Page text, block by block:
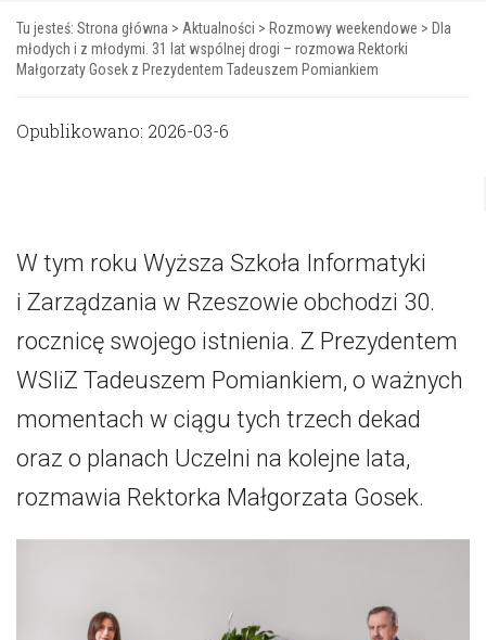
Tu jesteś: Strona główna > Aktualności > Rozmowy weekendowe > Dla
młodych i z młodymi. 31 lat wspólnej drogi – rozmowa Rektorki
Małgorzaty Gosek z Prezydentem Tadeuszem Pomiankiem
Opublikowano: 2026-03-6
W tym roku Wyższa Szkoła Informatyki
i Zarządzania w Rzeszowie obchodzi 30.
rocznicę swojego istnienia. Z Prezydentem
WSIiZ Tadeuszem Pomiankiem, o ważnych
momentach w ciągu tych trzech dekad
oraz o planach Uczelni na kolejne lata,
rozmawia Rektorka Małgorzata Gosek.